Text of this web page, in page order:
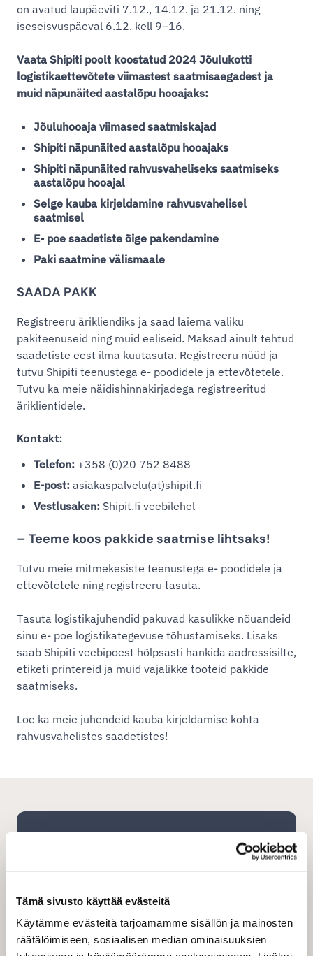
Tämä sivusto käyttää evästeitä
Käytämme evästeitä tarjoamamme sisällön ja mainosten
räätälöimiseen, sosiaalisen median ominaisuuksien
on avatud laupäeviti 7.12., 14.12. ja 21.12. ning
iseseisvuspäeval 6.12. kell 9–16.
Vaata Shipiti poolt koostatud 2024 Jõulukotti
logistikaettevõtete viimastest saatmisaegadest ja
muid näpunäited aastalõpu hooajaks:
Jõuluhooaja viimased saatmiskajad
Shipiti näpunäited aastalõpu hooajaks
Shipiti näpunäited rahvusvaheliseks saatmiseks
aastalõpu hooajal
Selge kauba kirjeldamine rahvusvahelisel
saatmisel
E- poe saadetiste õige pakendamine
Paki saatmine välismaale
SAADA PAKK
Registreeru ärikliendiks ja saad laiema valiku
pakiteenuseid ning muid eeliseid. Maksad ainult tehtud
saadetiste eest ilma kuutasuta. Registreeru nüüd ja
tutvu Shipiti teenustega e- poodidele ja ettevõtetele.
Tutvu ka meie näidishinnakirjadega registreeritud
äriklientidele.
Kontakt:
Telefon: +358 (0)20 752 8488
E-post: asiakaspalvelu(at)shipit.fi
Vestlusaken: Shipit.fi veebilehel
– Teeme koos pakkide saatmise lihtsaks!
Tutvu meie mitmekesiste teenustega e- poodidele ja
ettevõtetele ning registreeru tasuta.
Tasuta logistikajuhendid pakuvad kasulikke nõuandeid
sinu e- poe logistikategevuse tõhustamiseks. Lisaks
saab Shipiti veebipoest hõlpsasti hankida aadressisilte,
etiketi printereid ja muid vajalikke tooteid pakkide
saatmiseks.
Loe ka meie juhendeid kauba kirjeldamise kohta
rahvusvahelistes saadetistes!
naudid soodsamaid transpordihindu. Shipitee
kasutajasõbralik saatmisvahend (TMS,
transpordi haldussüsteem) pakub sinu